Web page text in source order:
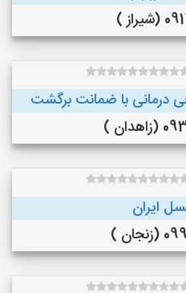
)
درمانی با ضمانت برگشت
)
ایران
)